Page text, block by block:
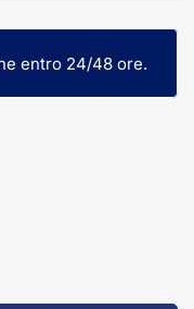
entro 24/48 ore.